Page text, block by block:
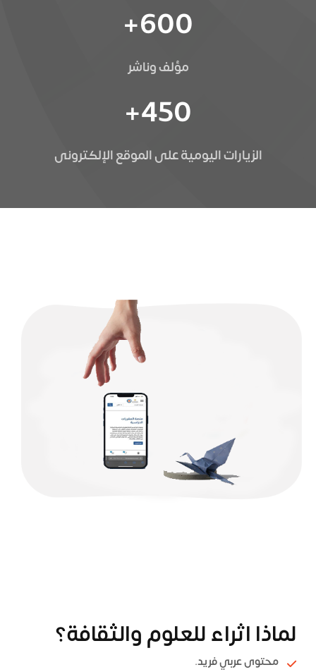
600
+
مؤلف وناشر
450
+
الزيارات اليومية على الموقع الإلكترونى
لماذا اثراء للعلوم والثقافة؟
محتوى عربي فريد.